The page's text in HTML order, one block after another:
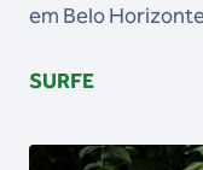
em Belo
SURFE